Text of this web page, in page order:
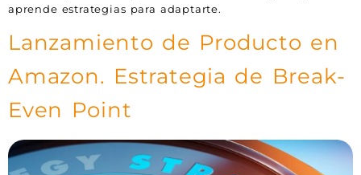
aprende estrategias para adaptarte.
Lanzamiento de Producto en
Amazon. Estrategia de Break-
Even Point